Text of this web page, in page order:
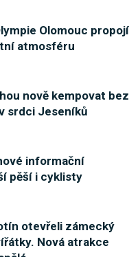
Olomouc propojí
atmosféru
nově kempovat bez
srdci Jeseníků
informační
pěší i cyklisty
otevřeli zámecký
Nová atrakce